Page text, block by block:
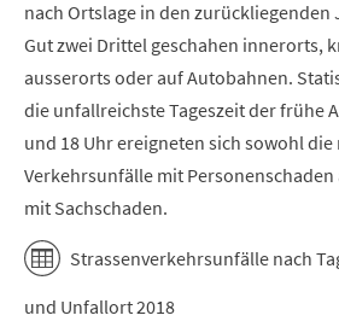
nach Ortslage in den zurückliegenden
Gut zwei Drittel geschahen innerorts,
ausserorts oder auf Autobahnen.
die unfallreichste Tageszeit der frühe
und 18 Uhr ereigneten sich sowohl die
Verkehrsunfälle mit Personenschaden
mit Sachschaden.
Strassenverkehrsunfälle nach
und Unfallort 2018